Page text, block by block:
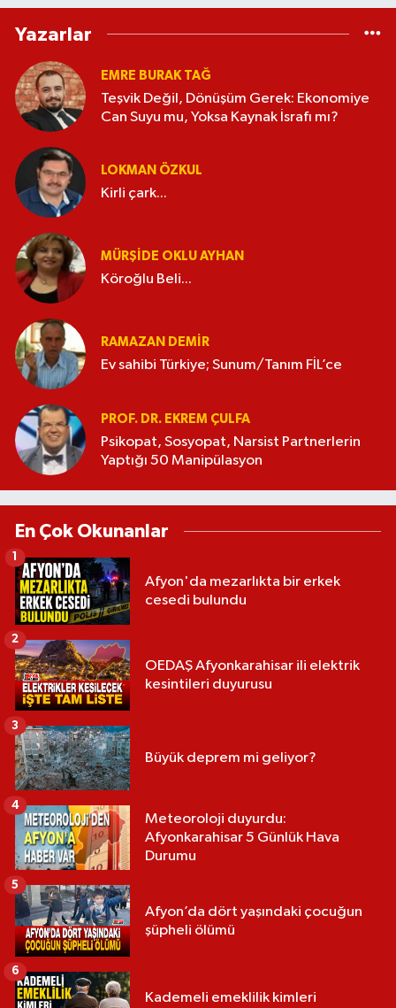
Yazarlar
EMRE BURAK TAĞ
Teşvik Değil, Dönüşüm Gerek: Ekonomiye
Can Suyu mu, Yoksa Kaynak İsrafı mı?
LOKMAN ÖZKUL
Kirli çark...
MÜRŞIDE OKLU AYHAN
Köroğlu Beli...
RAMAZAN DEMİR
Ev sahibi Türkiye; Sunum/Tanım FİL’ce
PROF. DR. EKREM ÇULFA
Psikopat, Sosyopat, Narsist Partnerlerin
Yaptığı 50 Manipülasyon
En Çok Okunanlar
Afyon'da mezarlıkta bir erkek
cesedi bulundu
1
OEDAŞ Afyonkarahisar ili elektrik
kesintileri duyurusu
2
Büyük deprem mi geliyor?
3
Meteoroloji duyurdu:
Afyonkarahisar 5 Günlük Hava
Durumu
4
Afyon’da dört yaşındaki çocuğun
şüpheli ölümü
5
Kademeli emeklilik kimleri
6